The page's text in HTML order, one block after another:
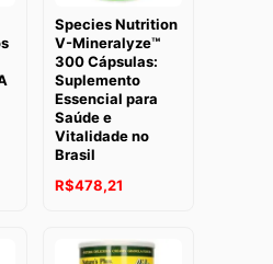
Species Nutrition
V-Mineralyze™
300 Cápsulas:
Suplemento
Essencial para
Saúde e
Vitalidade no
Brasil
R$478,21